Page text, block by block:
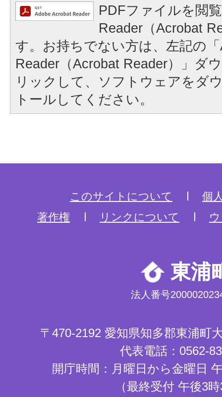
PDFファイルを閲
Reader（Acrobat
す。お持ちでない方は、左記の
Reader（Acrobat Reader）」ダ
リックして、ソフトウェアをダ
トールしてください。
このサイトについて
個
著作権
リンクについて
東浦
法人番号
〒470-2192 愛知県知多郡東浦町
代表電話：0562-
開庁時間：月曜日から金曜日
（最終受付 午後3